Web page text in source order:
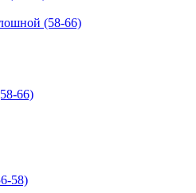
(58-66)
66)